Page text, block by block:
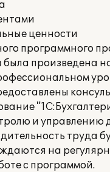
ценности
программного
была произведена
и управлению
труда
на
с программой.